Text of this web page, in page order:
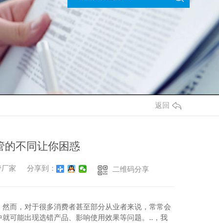
返回
的不同让你困惑
家 分享到： 二维码分享
而，对于很多消费者甚至部分从业者来说，常常会
可能出现选错产品、影响使用效果等问题。..，我